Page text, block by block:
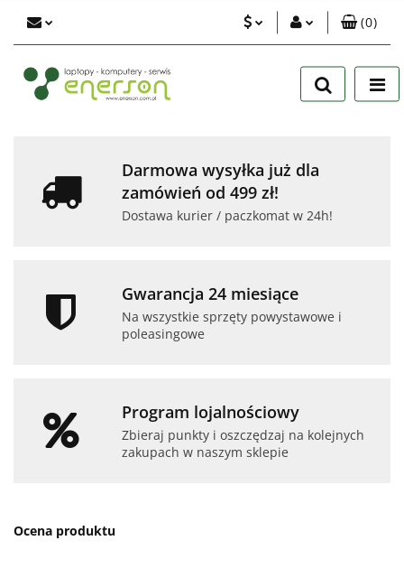
Zaloguj się
Zarejestruj się
(0)
Darmowa wysyłka już dla
zamówień od 499 zł!
Dostawa kurier / paczkomat w 24h!
Gwarancja 24 miesiące
Na wszystkie sprzęty powystawowe i
poleasingowe
Program lojalnościowy
Zbieraj punkty i oszczędzaj na kolejnych
zakupach w naszym sklepie
Ocena produktu